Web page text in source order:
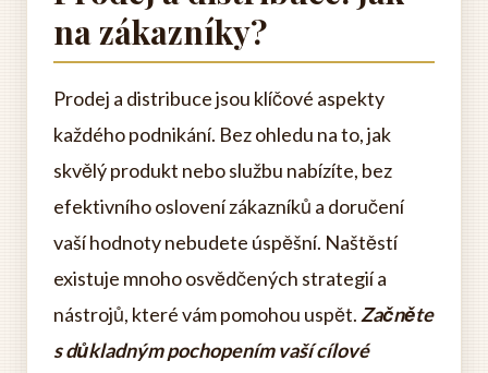
na zákazníky?
Prodej a distribuce jsou klíčové aspekty
každého podnikání. Bez ohledu na to, jak
skvělý produkt nebo službu nabízíte, bez
efektivního oslovení zákazníků a doručení
vaší hodnoty nebudete úspěšní. Naštěstí
existuje mnoho osvědčených strategií a
nástrojů, které vám pomohou uspět. Začněte
s důkladným pochopením vaší cílové